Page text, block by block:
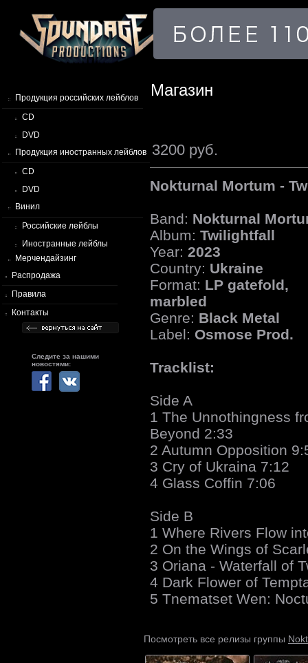
Продукция российских лейблов
CD
DVD
Продукция иностранных лейблов
CD
DVD
Винил
Российские лейблы
Иностранные лейблы
Мерчендайзинг
Распродажа
Правила
Контакты
Следите за нашими
новостями:
Магазин
3200 руб.
Nokturnal Mortum -
Band: Nokturnal
Album: Twilightfall
Year: 2023
Country: Ukraine
Format: LP gatefold,
marbled
Genre: Black Metal
Label: Osmose Prod.
Tracklist:
Side A
1 The Unnothingness
Beyond 2:33
2 Autumn Opposition
3 Cry of Ukraina 7:12
4 Glass Coffin 7:06
Side B
1 Where Rivers Flow
2 On the Wings of
3 Oriana - Waterfall of
4 Dark Flower of
5 Tnematset Wen:
Посмотреть все релизы группы